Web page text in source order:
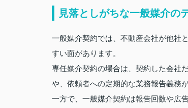
見落としがちな一般媒介の
一般媒介契約では、不動産会社が他社
すい面があります。
専任媒介契約の場合は、契約した会社
や、依頼者への定期的な業務報告義務
一方で、一般媒介契約は報告回数や広